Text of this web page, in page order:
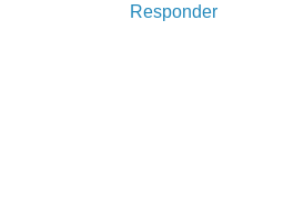
Responder